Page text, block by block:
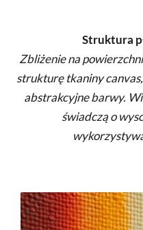
Struktura
Zbliżenie na
strukturę tkaniny
abstrakcyjne barwy.
świadczą o